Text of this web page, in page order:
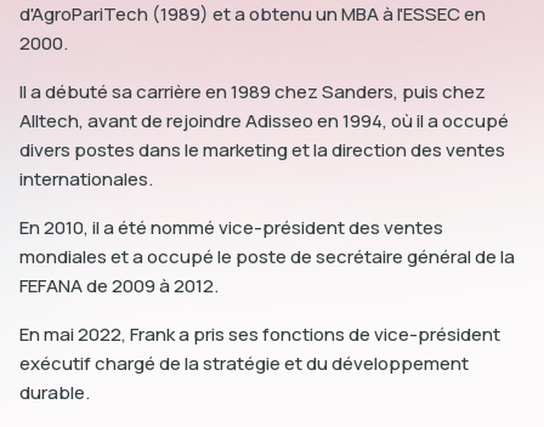
d'AgroPariTech (1989) et a obtenu un MBA à l'ESSEC en
2000.
Il a débuté sa carrière en 1989 chez Sanders, puis chez
Alltech, avant de rejoindre Adisseo en 1994, où il a occupé
divers postes dans le marketing et la direction des ventes
internationales.
En 2010, il a été nommé vice-président des ventes
mondiales et a occupé le poste de secrétaire général de la
FEFANA de 2009 à 2012.
En mai 2022, Frank a pris ses fonctions de vice-président
exécutif chargé de la stratégie et du développement
durable.